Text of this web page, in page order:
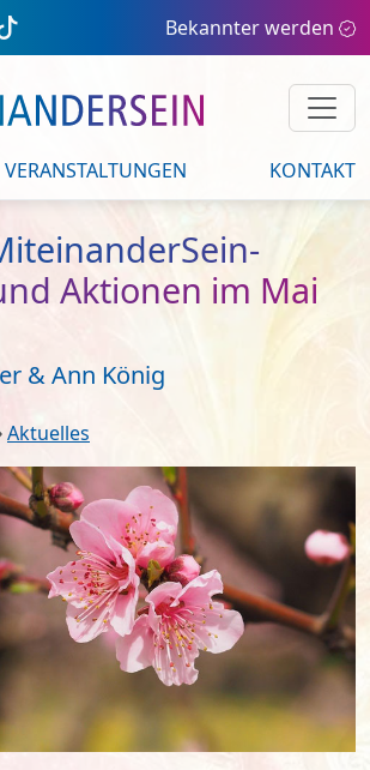
Bekannter werden
VERANSTALTUNGEN KONTAKT
Aktionen im Mai
& Ann König
Aktuelles